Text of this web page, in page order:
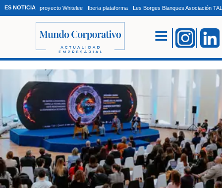
ES NOTICIA proyecto Whitelee Iberia plataforma Les Borges Blanques Asociación